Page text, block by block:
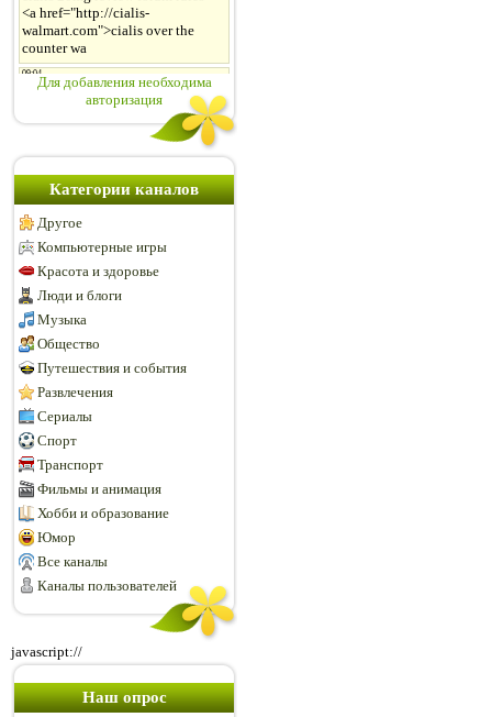
Для добавления необходима
авторизация
Категории каналов
Другое
Компьютерные игры
Красота и здоровье
Люди и блоги
Музыка
Общество
Путешествия и события
Развлечения
Сериалы
Спорт
Транспорт
Фильмы и анимация
Хобби и образование
Юмор
Все каналы
Каналы пользователей
javascript://
Наш опрос